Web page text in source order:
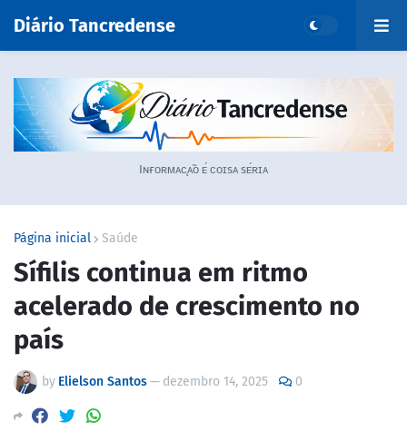
Diário Tancredense
Iɴғᴏʀᴍᴀᴄ̧ᴀ̃ᴏ ᴇ́ ᴄᴏɪsᴀ sᴇ́ʀɪᴀ
Página inicial Saúde
Sífilis continua em ritmo
acelerado de crescimento no
país
by Elielson Santos— dezembro 14, 2025 0